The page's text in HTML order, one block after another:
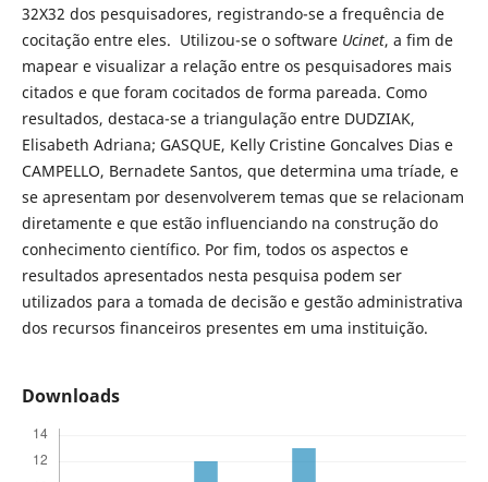
32X32 dos pesquisadores, registrando-se a frequência de
cocitação entre eles. Utilizou-se o software Ucinet, a fim de
mapear e visualizar a relação entre os pesquisadores mais
citados e que foram cocitados de forma pareada. Como
resultados, destaca-se a triangulação entre DUDZIAK,
Elisabeth Adriana; GASQUE, Kelly Cristine Goncalves Dias e
CAMPELLO, Bernadete Santos, que determina uma tríade, e
se apresentam por desenvolverem temas que se relacionam
diretamente e que estão influenciando na construção do
conhecimento científico. Por fim, todos os aspectos e
resultados apresentados nesta pesquisa podem ser
utilizados para a tomada de decisão e gestão administrativa
dos recursos financeiros presentes em uma instituição.
Downloads